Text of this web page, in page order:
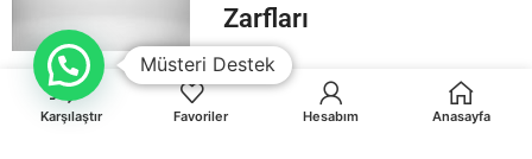
Zarfları
Karşılaştır Favoriler Hesabım Anasayfa
Müsteri Destek